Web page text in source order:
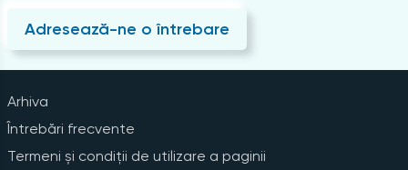
Adresează-ne o întrebare
Arhiva
Întrebări frecvente
Termeni și condiții de utilizare a paginii